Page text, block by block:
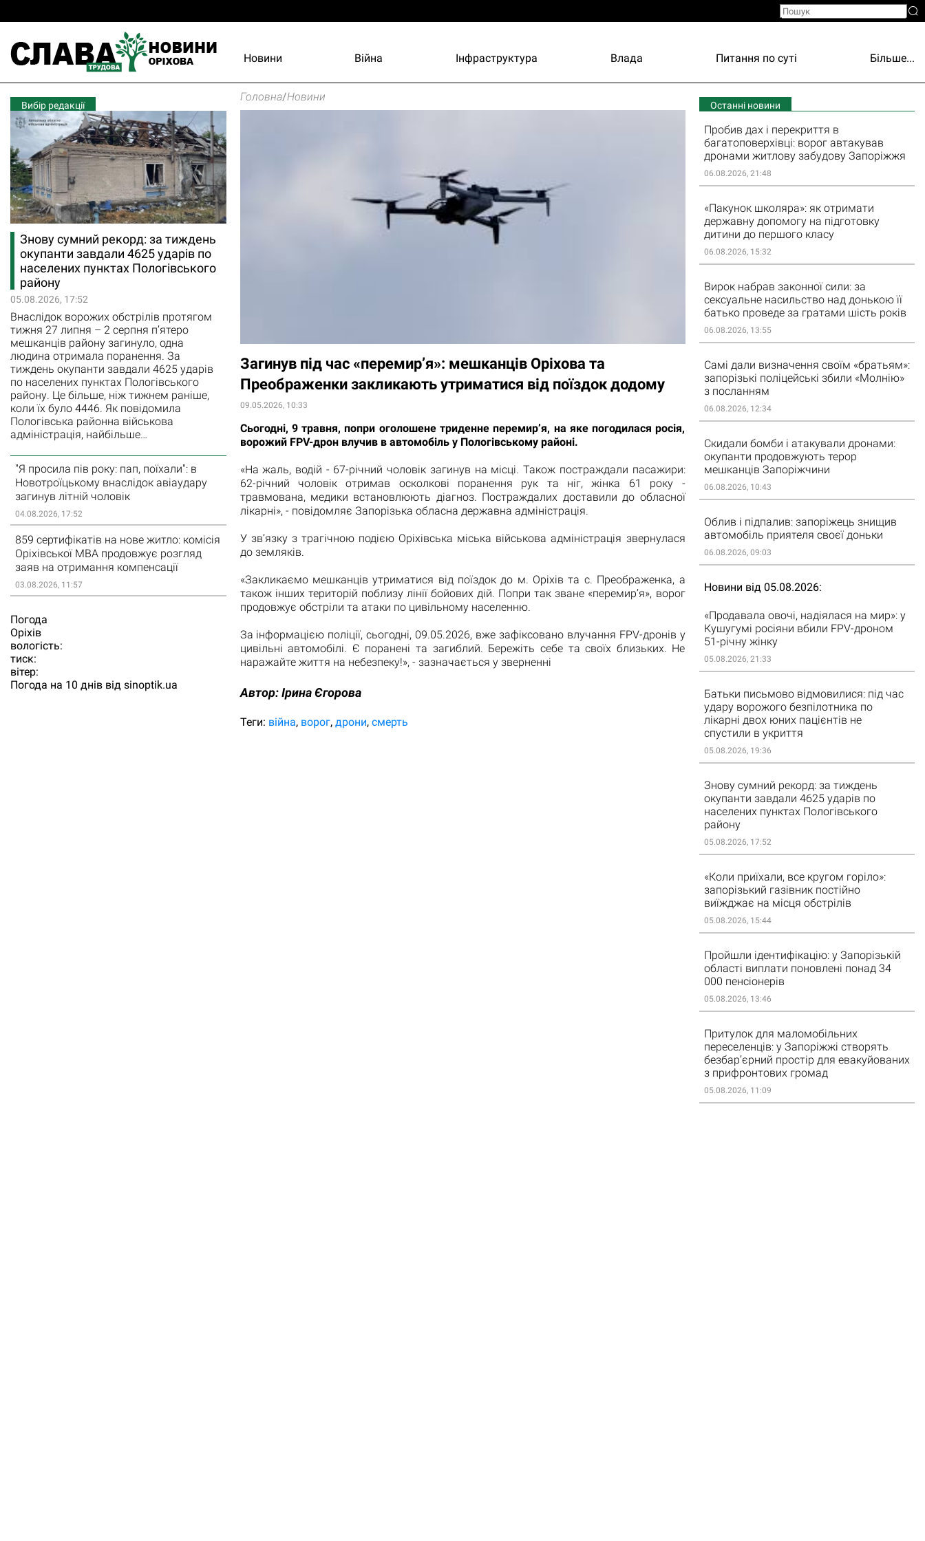
Новини Війна Інфраструктура Влада Питання по суті Більше...
Вибір редакції
Знову сумний рекорд: за тиждень
окупанти завдали 4625 ударів по
населених пунктах Пологівського
району
05.08.2026, 17:52
Внаслідок ворожих обстрілів протягом
тижня 27 липня – 2 серпня п’ятеро
мешканців району загинуло, одна
людина отримала поранення. За
тиждень окупанти завдали 4625 ударів
по населених пунктах Пологівського
району. Це більше, ніж тижнем раніше,
коли їх було 4446. Як повідомила
Пологівська районна військова
адміністрація, найбільше…
"Я просила пів року: пап, поїхали": в
Новотроїцькому внаслідок авіаудару
загинув літній чоловік
04.08.2026, 17:52
859 сертифікатів на нове житло: комісія
Оріхівської МВА продовжує розгляд
заяв на отримання компенсації
03.08.2026, 11:57
Погода
Орiхiв
вологість:
тиск:
вітер:
Погода на 10 днів від sinoptik.ua
Головна/Новини
Загинув під час «перемир’я»: мешканців Оріхова та
Преображенки закликають утриматися від поїздок додому
09.05.2026, 10:33
Сьогодні, 9 травня, попри оголошене триденне перемир’я, на яке погодилася росія,
ворожий FPV-дрон влучив в автомобіль у Пологівському районі.
«На жаль, водій - 67-річний чоловік загинув на місці. Також постраждали пасажири:
62-річний чоловік отримав осколкові поранення рук та ніг, жінка 61 року -
травмована, медики встановлюють діагноз. Постраждалих доставили до обласної
лікарні», - повідомляє Запорізька обласна державна адміністрація.
У зв’язку з трагічною подією Оріхівська міська військова адміністрація звернулася
до земляків.
«Закликаємо мешканців утриматися від поїздок до м. Оріхів та с. Преображенка, а
також інших територій поблизу лінії бойових дій. Попри так зване «перемир’я», ворог
продовжує обстріли та атаки по цивільному населенню.
За інформацією поліції, сьогодні, 09.05.2026, вже зафіксовано влучання FPV-дронів у
цивільні автомобілі. Є поранені та загиблий. Бережіть себе та своїх близьких. Не
наражайте життя на небезпеку!», - зазначається у зверненні
Автор:Ірина Єгорова
Теги: війна ворог дрони смерть
Останні новини
Пробив дах і перекриття в
багатоповерхівці: ворог автакував
дронами житлову забудову Запоріжжя
06.08.2026, 21:48
«Пакунок школяра»: як отримати
державну допомогу на підготовку
дитини до першого класу
06.08.2026, 15:32
Вирок набрав законної сили: за
сексуальне насильство над донькою її
батько проведе за гратами шість років
06.08.2026, 13:55
Самі дали визначення своїм «братьям»:
запорізькі поліцейські збили «Молнію»
з посланням
06.08.2026, 12:34
Скидали бомби і атакували дронами:
окупанти продовжують терор
мешканців Запоріжчини
06.08.2026, 10:43
Облив і підпалив: запоріжець знищив
автомобіль приятеля своєї доньки
06.08.2026, 09:03
Новини від 05.08.2026
«Продавала овочі, надіялася на мир»: у
Кушугумі росіяни вбили FPV-дроном
51-річну жінку
05.08.2026, 21:33
Батьки письмово відмовилися: під час
удару ворожого безпілотника по
лікарні двох юних пацієнтів не
спустили в укриття
05.08.2026, 19:36
Знову сумний рекорд: за тиждень
окупанти завдали 4625 ударів по
населених пунктах Пологівського
району
05.08.2026, 17:52
«Коли приїхали, все кругом горіло»:
запорізький газівник постійно
виїжджає на місця обстрілів
05.08.2026, 15:44
Пройшли ідентифікацію: у Запорізькій
області виплати поновлені понад 34
000 пенсіонерів
05.08.2026, 13:46
Притулок для маломобільних
переселенців: у Запоріжжі створять
безбар’єрний простір для евакуйованих
з прифронтових громад
05.08.2026, 11:09